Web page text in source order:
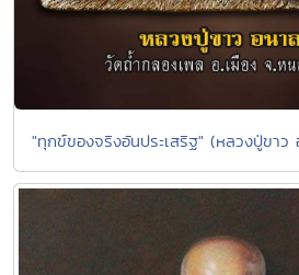
"ทุกข์ของจริงอันประเสริฐ" (หลวงปู่ขาว